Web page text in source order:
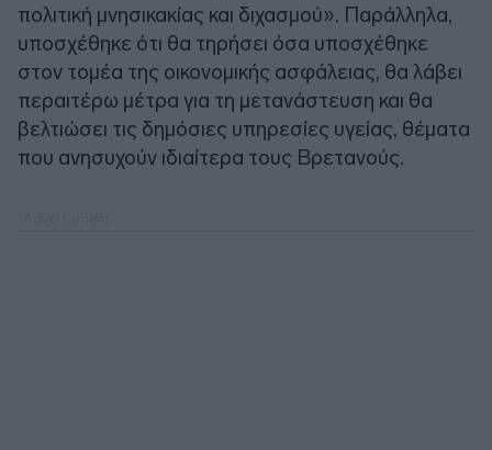
πολιτική μνησικακίας και διχασμού». Παράλληλα,
υποσχέθηκε ότι θα τηρήσει όσα υποσχέθηκε
στον τομέα της οικονομικής ασφάλειας, θα λάβει
περαιτέρω μέτρα για τη μετανάστευση και θα
βελτιώσει τις δημόσιες υπηρεσίες υγείας, θέματα
που ανησυχούν ιδιαίτερα τους Βρετανούς.